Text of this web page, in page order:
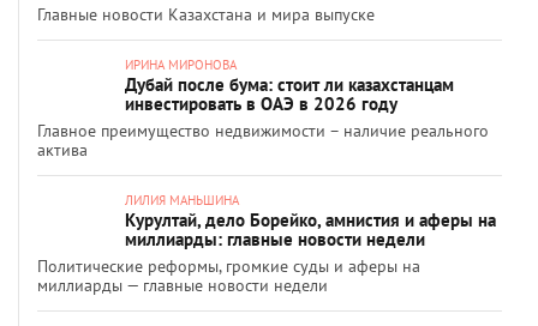
Главные новости Казахстана и мира выпуске
ИРИНА МИРОНОВА
Дубай после бума: стоит ли казахстанцам
инвестировать в ОАЭ в 2026 году
Главное преимущество недвижимости – наличие реального
актива
ЛИЛИЯ МАНЬШИНА
Курултай, дело Борейко, амнистия и аферы на
миллиарды: главные новости недели
Политические реформы, громкие суды и аферы на
миллиарды — главные новости недели